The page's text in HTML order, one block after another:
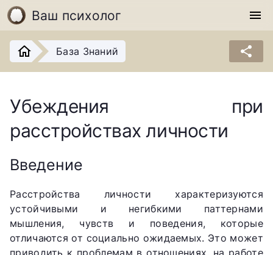
Ваш психолог menu
База Знаний share
Убеждения при
расстройствах личности
Введение
Расстройства личности характеризуются
устойчивыми и негибкими паттернами
мышления, чувств и поведения, которые
отличаются от социально ожидаемых. Это может
приводить к проблемам в отношениях, на работе